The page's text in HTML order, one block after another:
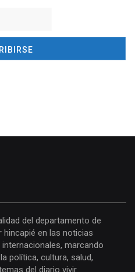
del departamento de
hincapié en las noticias
marcando
política, cultura, salud,
del diario vivir.